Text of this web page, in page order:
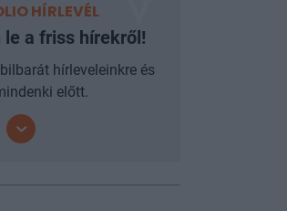
HÍRLEVÉL
le a friss hírekről!
hírleveleinkre és
előtt.